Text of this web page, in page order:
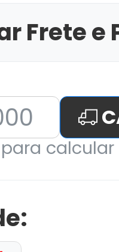
Frete e
para